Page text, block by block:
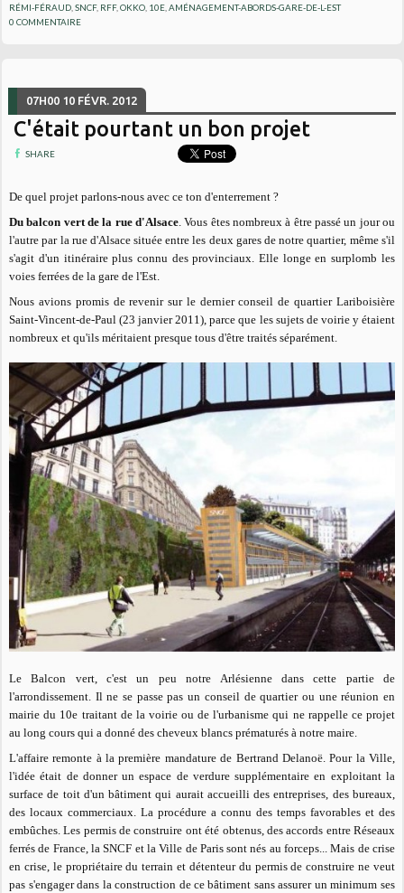
RÉMI-FÉRAUD,SNCF, RFF,OKKO, 10E,AMÉNAGEMENT-ABORDS-GARE-DE-L-EST
0 COMMENTAIRE
07H00 10 FÉVR. 2012
C'était pourtant un bon projet
SHARE
De quel projet parlons-nous avec ce ton d'enterrement ?
Du balcon vert de la rue d'Alsace . Vous êtes nombreux à être passé un jour ou
l'autre par la rue d'Alsace située entre les deux gares de notre quartier, même s'il
s'agit d'un itinéraire plus connu des provinciaux. Elle longe en surplomb les
voies ferrées de la gare de l'Est.
Nous avions promis de revenir sur le dernier conseil de quartier Lariboisière
Saint-Vincent-de-Paul (23 janvier 2011), parce que les sujets de voirie y étaient
nombreux et qu'ils méritaient presque tous d'être traités séparément.
Le Balcon vert, c'est un peu notre Arlésienne dans cette partie de
l'arrondissement. Il ne se passe pas un conseil de quartier ou une réunion en
mairie du 10e traitant de la voirie ou de l'urbanisme qui ne rappelle ce projet
au long cours qui a donné des cheveux blancs prématurés à notre maire.
L'affaire remonte à la première mandature de Bertrand Delanoë. Pour la Ville,
l'idée était de donner un espace de verdure supplémentaire en exploitant la
surface de toit d'un bâtiment qui aurait accueilli des entreprises, des bureaux,
des locaux commerciaux. La procédure a connu des temps favorables et des
embûches. Les permis de construire ont été obtenus, des accords entre Réseaux
ferrés de France, la SNCF et la Ville de Paris sont nés au forceps... Mais de crise
en crise, le propriétaire du terrain et détenteur du permis de construire ne veut
pas s'engager dans la construction de ce bâtiment sans assurer un minimum ses